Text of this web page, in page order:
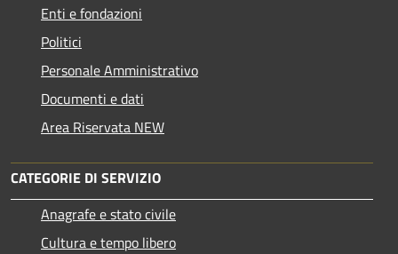
Enti e fondazioni
Politici
Personale Amministrativo
Documenti e dati
Area Riservata NEW
CATEGORIE DI SERVIZIO
Anagrafe e stato civile
Cultura e tempo libero